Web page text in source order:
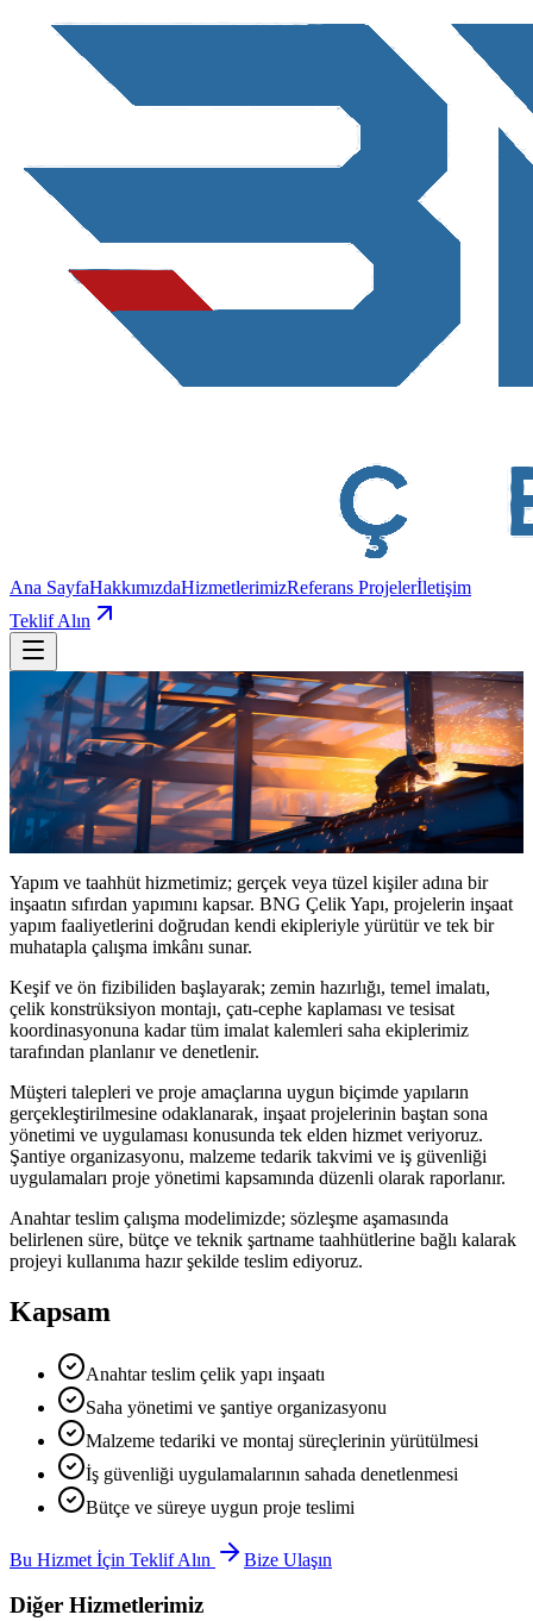
Ana SayfaHakkımızdaHizmetlerimizReferans Projelerİletişim
Teklif Alın
Hizmetlerimiz
Yapım & Taahhüt
Gerçek veya tüzel kişiler adına, bir yapının sıfırdan tasarımından
teslimine kadar tüm inşaat sürecinin yönetimi ve uygulaması.
Yapım ve taahhüt hizmetimiz; gerçek veya tüzel kişiler adına bir
inşaatın sıfırdan yapımını kapsar. BNG Çelik Yapı, projelerin inşaat
yapım faaliyetlerini doğrudan kendi ekipleriyle yürütür ve tek bir
muhatapla çalışma imkânı sunar.
Keşif ve ön fizibiliden başlayarak; zemin hazırlığı, temel imalatı,
çelik konstrüksiyon montajı, çatı-cephe kaplaması ve tesisat
koordinasyonuna kadar tüm imalat kalemleri saha ekiplerimiz
tarafından planlanır ve denetlenir.
Müşteri talepleri ve proje amaçlarına uygun biçimde yapıların
gerçekleştirilmesine odaklanarak, inşaat projelerinin baştan sona
yönetimi ve uygulaması konusunda tek elden hizmet veriyoruz.
Şantiye organizasyonu, malzeme tedarik takvimi ve iş güvenliği
uygulamaları proje yönetimi kapsamında düzenli olarak raporlanır.
Anahtar teslim çalışma modelimizde; sözleşme aşamasında
belirlenen süre, bütçe ve teknik şartname taahhütlerine bağlı kalarak
projeyi kullanıma hazır şekilde teslim ediyoruz.
Kapsam
Anahtar teslim çelik yapı inşaatı
Saha yönetimi ve şantiye organizasyonu
Malzeme tedariki ve montaj süreçlerinin yürütülmesi
İş güvenliği uygulamalarının sahada denetlenmesi
Bütçe ve süreye uygun proje teslimi
Bu Hizmet İçin Teklif Alın Bize Ulaşın
Diğer Hizmetlerimiz